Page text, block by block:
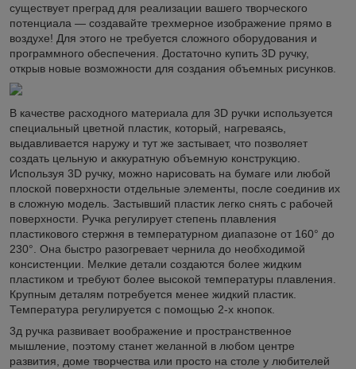
существует преград для реализации вашего творческого
потенциала — создавайте трехмерное изображение прямо в
воздухе! Для этого не требуется сложного оборудования и
программного обеспечения. Достаточно купить 3D ручку,
открыв новые возможности для создания объемных рисунков.
В качестве расходного материала для 3D ручки используется
специальный цветной пластик, который, нагреваясь,
выдавливается наружу и тут же застывает, что позволяет
создать цельную и аккуратную объемную конструкцию.
Используя 3D ручку, можно нарисовать на бумаге или любой
плоской поверхности отдельные элементы, после соединив их
в сложную модель. Застывший пластик легко снять с рабочей
поверхности. Ручка регулирует степень плавления
пластикового стержня в температурном диапазоне от 160° до
230°. Она быстро разогревает чернила до необходимой
консистенции. Мелкие детали создаются более жидким
пластиком и требуют более высокой температуры плавления.
Крупным деталям потребуется менее жидкий пластик.
Температура регулируется с помощью 2-х кнопок.
3д ручка развивает воображение и пространственное
мышление, поэтому станет желанной в любом центре
развития, доме творчества или просто на столе у любителей